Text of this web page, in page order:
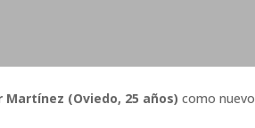
Martínez (Oviedo, 25 años) como nuevo